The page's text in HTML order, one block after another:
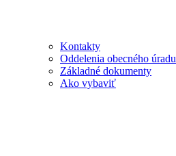
Kontakty
Oddelenia obecného úradu
Základné dokumenty
Ako vybaviť